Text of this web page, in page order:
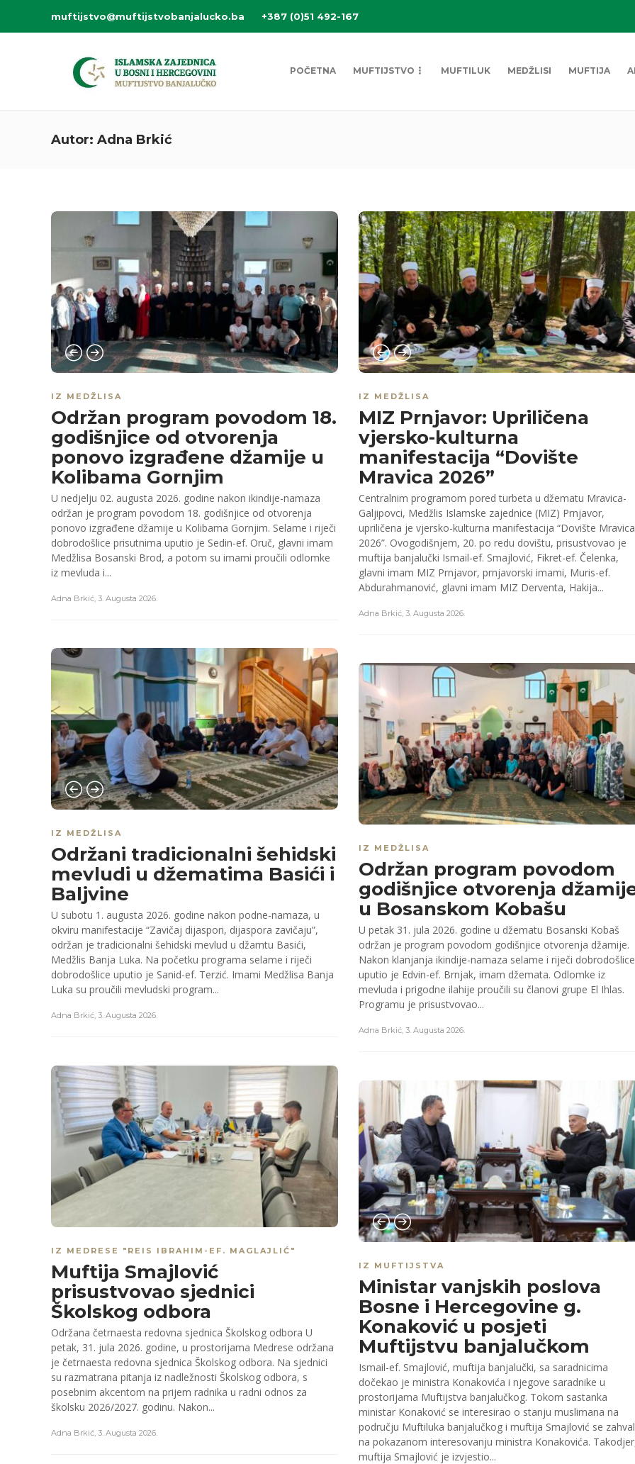
muftijstvo@muftijstvobanjalucko.ba +387 (0)51 492-167
POČETNA MUFTIJSTVO MUFTILUK MEDŽLISI MUFTIJA
Autor: Adna Brkić
IZ MEDŽLISA
Održan program povodom 18.
godišnjice od otvorenja
ponovo izgrađene džamije u
Kolibama Gornjim
U nedjelju 02. augusta 2026. godine nakon ikindije-namaza
održan je program povodom 18. godišnjice od otvorenja
ponovo izgrađene džamije u Kolibama Gornjim. Selame i riječi
dobrodošlice prisutnima uputio je Sedin-ef. Oruč, glavni imam
Medžlisa Bosanski Brod, a potom su imami proučili odlomke
iz mevluda i...
Adna Brkić, 3. Augusta 2026.
IZ MEDŽLISA
MIZ Prnjavor: Upriličena
vjersko-kulturna
manifestacija “Dovište
Mravica 2026”
Centralnim programom pored turbeta u džematu Mravica-
Galjipovci, Medžlis Islamske zajednice (MIZ) Prnjavor,
upriličena je vjersko-kulturna manifestacija “Dovište Mravica
2026”. Ovogodišnjem, 20. po redu dovištu, prisustvovao je
muftija banjalučki Ismail-ef. Smajlović, Fikret-ef. Čelenka,
glavni imam MIZ Prnjavor, prnjavorski imami, Muris-ef.
Abdurahmanović, glavni imam MIZ Derventa, Hakija...
Adna Brkić, 3. Augusta 2026.
IZ MEDŽLISA
Održani tradicionalni šehidski
mevludi u džematima Basići i
Baljvine
U subotu 1. augusta 2026. godine nakon podne-namaza, u
okviru manifestacije “Zavičaj dijaspori, dijaspora zavičaju”,
održan je tradicionalni šehidski mevlud u džamtu Basići,
Medžlis Banja Luka. Na početku programa selame i riječi
dobrodošlice uputio je Sanid-ef. Terzić. Imami Medžlisa Banja
Luka su proučili mevludski program...
Adna Brkić, 3. Augusta 2026.
IZ MEDŽLISA
Održan program povodom
godišnjice otvorenja
u Bosanskom Kobašu
U petak 31. jula 2026. godine u džematu Bosanski Kobaš
održan je program povodom godišnjice otvorenja džamije.
Nakon klanjanja ikindije-namaza selame i riječi dobrodošlice
uputio je Edvin-ef. Brnjak, imam džemata. Odlomke iz
mevluda i prigodne ilahije proučili su članovi grupe El Ihlas.
Programu je prisustvovao...
Adna Brkić 3. Augusta 2026.
IZ MEDRESE "REIS IBRAHIM-EF. MAGLAJLIĆ"
Muftija Smajlović
prisustvovao sjednici
Školskog odbora
Održana četrnaesta redovna sjednica Školskog odbora U
petak, 31. jula 2026. godine, u prostorijama Medrese održana
je četrnaesta redovna sjednica Školskog odbora. Na sjednici
su razmatrana pitanja iz nadležnosti Školskog odbora, s
posebnim akcentom na prijem radnika u radni odnos za
školsku 2026/2027. godinu. Nakon...
Adna Brkić 3. Augusta 2026.
IZ MUFTIJSTVA
Ministar vanjskih poslova
Bosne i Hercegovine g.
Konaković u posjeti
Muftijstvu banjalučkom
Ismail-ef. Smajlović, muftija banjalučki, sa saradnicima
dočekao je ministra Konakovića i njegove saradnike u
prostorijama Muftijstva banjalučkog. Tokom sastanka
ministar Konaković se interesirao o stanju muslimana na
području Muftiluka banjalučkog i muftija Smajlović se
na pokazanom interesovanju ministra Konakovića.
muftija Smajlović je izvjestio...